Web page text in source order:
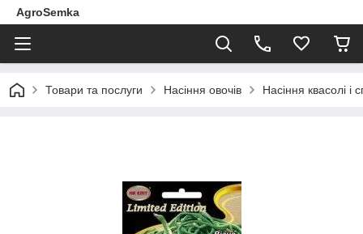
AgroSemka
Товари та послуги Насіння овочів Насіння квасолі і